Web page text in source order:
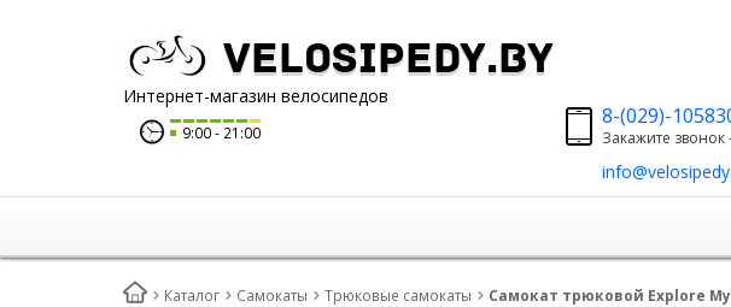
Velosipedy.by
Интернет-магазин велосипедов
9:00 21:00
8-(029)-
Закажите
Каталог Самокаты Трюковые самокаты Самокат трюковой Explore